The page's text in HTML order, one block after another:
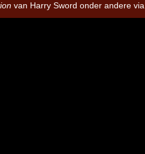
van Harry Sword onder andere via